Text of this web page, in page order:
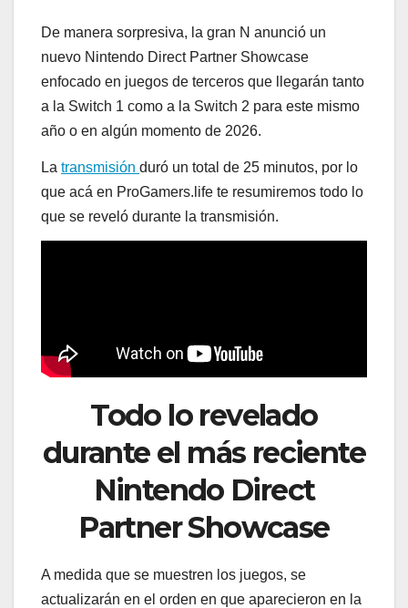
De manera sorpresiva, la gran N anunció un
nuevo Nintendo Direct Partner Showcase
enfocado en juegos de terceros que llegarán tanto
a la Switch 1 como a la Switch 2 para este mismo
año o en algún momento de 2026.
La transmisión duró un total de 25 minutos, por lo
que acá en ProGamers.life te resumiremos todo lo
que se reveló durante la transmisión.
Todo lo revelado
durante el más reciente
Nintendo Direct
Partner Showcase
A medida que se muestren los juegos, se
actualizarán en el orden en que aparecieron en la